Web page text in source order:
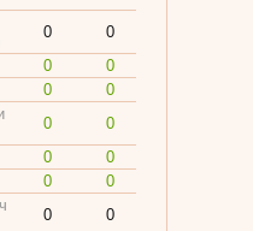
0
0
0
0
0
0
0
0
0
0
0
0
0
0